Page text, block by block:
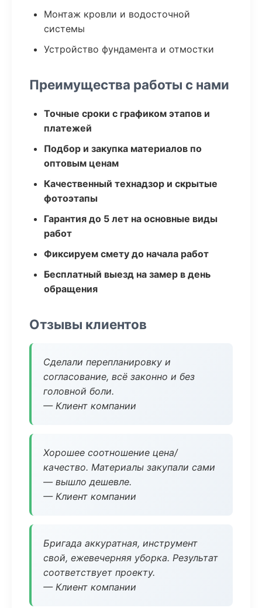
Монтаж кровли и водосточной
системы
Устройство фундамента и отмостки
Преимущества работы с нами
Точные сроки с графиком этапов и
платежей
Подбор и закупка материалов по
оптовым ценам
Качественный технадзор и скрытые
фотоэтапы
Гарантия до 5 лет на основные виды
работ
Фиксируем смету до начала работ
Бесплатный выезд на замер в день
обращения
Отзывы клиентов
Сделали перепланировку и
согласование, всё законно и без
головной боли.
— Клиент компании
Хорошее соотношение цена/
качество. Материалы закупали сами
— вышло дешевле.
— Клиент компании
Бригада аккуратная, инструмент
свой, ежевечерняя уборка. Результат
соответствует проекту.
— Клиент компании